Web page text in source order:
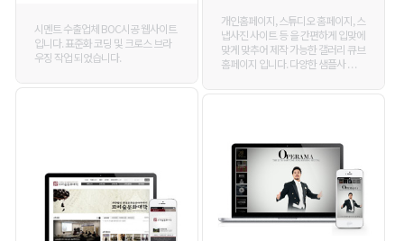
개인홈페이지, 스튜디오 홈페이지, 스
냅사진 사이트 등 을 간편하게 입맞에
맞게 맞추어 제작 가능한 갤러리 큐브
홈페이지 입니다. 다양한 샘플사 . . .
시멘트 수출업체 BOC시공 웹사이트
입니다. 표준화 코딩 및 크로스 브라
우징 작업 되었습니다.